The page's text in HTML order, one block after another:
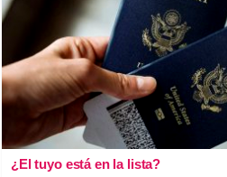
¿El tuyo está en la lista?